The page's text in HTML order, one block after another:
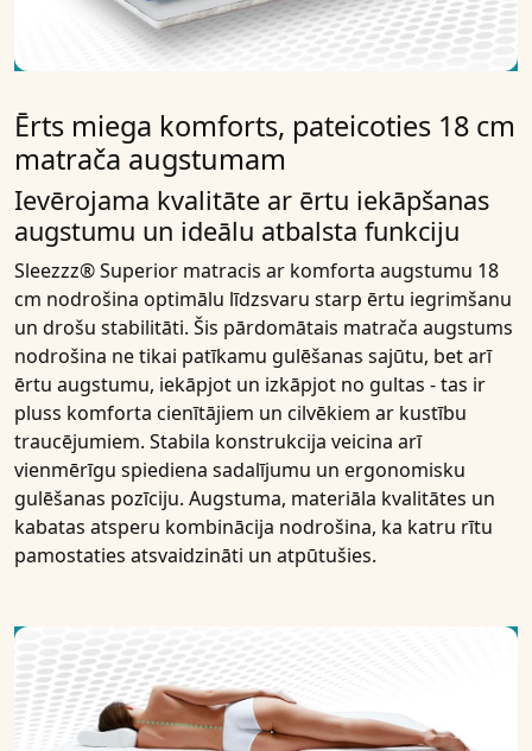
Ērts miega komforts, pateicoties 18 cm
matrača augstumam
Ievērojama kvalitāte ar ērtu iekāpšanas
augstumu un ideālu atbalsta funkciju
Sleezzz® Superior matracis ar komforta augstumu 18
cm nodrošina optimālu līdzsvaru starp ērtu iegrimšanu
un drošu stabilitāti. Šis pārdomātais matrača augstums
nodrošina ne tikai patīkamu gulēšanas sajūtu, bet arī
ērtu augstumu, iekāpjot un izkāpjot no gultas - tas ir
pluss komforta cienītājiem un cilvēkiem ar kustību
traucējumiem. Stabila konstrukcija veicina arī
vienmērīgu spiediena sadalījumu un ergonomisku
gulēšanas pozīciju. Augstuma, materiāla kvalitātes un
kabatas atsperu kombinācija nodrošina, ka katru rītu
pamostaties atsvaidzināti un atpūtušies.